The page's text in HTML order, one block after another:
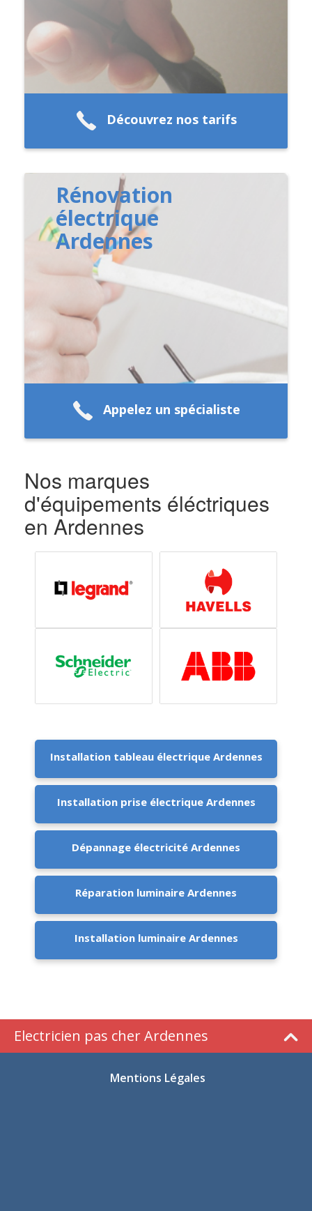
Découvrez nos tarifs
Rénovation
électrique
Ardennes
Appelez un spécialiste
Nos marques
d'équipements éléctriques
en Ardennes
Installation tableau électrique Ardennes
Installation prise électrique Ardennes
Dépannage électricité Ardennes
Réparation luminaire Ardennes
Installation luminaire Ardennes
Electricien pas cher Ardennes
Mentions Légales